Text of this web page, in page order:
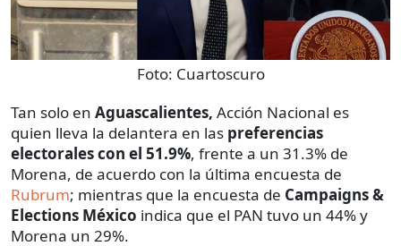
Foto: Cuartoscuro
Tan solo en Aguascalientes, Acción Nacional es
quien lleva la delantera en las preferencias
electorales con el 51.9%, frente a un 31.3% de
Morena, de acuerdo con la última encuesta de
Rubrum; mientras que la encuesta de Campaigns &
Elections México indica que el PAN tuvo un 44% y
Morena un 29%.